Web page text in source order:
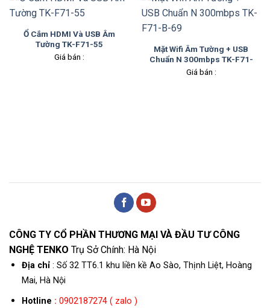
Ổ Cắm HDMI Và USB Âm
Tường TK-F71-55
Giá bán :
Mặt Wifi Âm Tường + USB
Chuẩn N 300mbps TK-F71-
B-69
Giá bán :
CÔNG TY CỔ PHẦN THƯƠNG MẠI VÀ ĐẦU TƯ CÔNG
NGHỆ TENKO Trụ Sở Chính: Hà Nội
Địa chỉ: Số 32 TT6.1 khu liền kề Ao Sào, Thịnh Liệt, Hoàng
Mai, Hà Nội
Hotline : 0902187274 ( zalo )